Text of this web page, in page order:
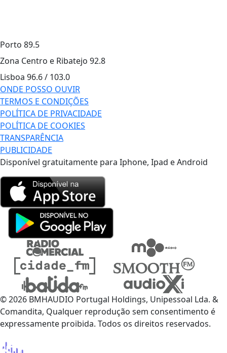
Porto 89.5
Zona Centro e Ribatejo 92.8
Lisboa 96.6 / 103.0
ONDE POSSO OUVIR
TERMOS E CONDIÇÕES
POLÍTICA DE PRIVACIDADE
POLÍTICA DE COOKIES
TRANSPARÊNCIA
PUBLICIDADE
Disponível gratuitamente para Iphone, Ipad e Android
© 2026 BMHAUDIO Portugal Holdings, Unipessoal Lda. &
Comandita, Qualquer reprodução sem consentimento é
expressamente proibida. Todos os direitos reservados.